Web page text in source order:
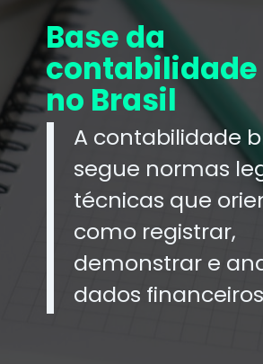
Base da
contabilidade
no Brasil
A contabilidade
segue normas
técnicas que
como registrar,
demonstrar e
dados